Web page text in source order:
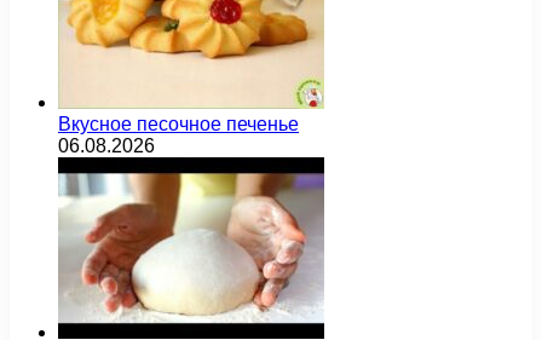
Вкусное песочное печенье
06.08.2026